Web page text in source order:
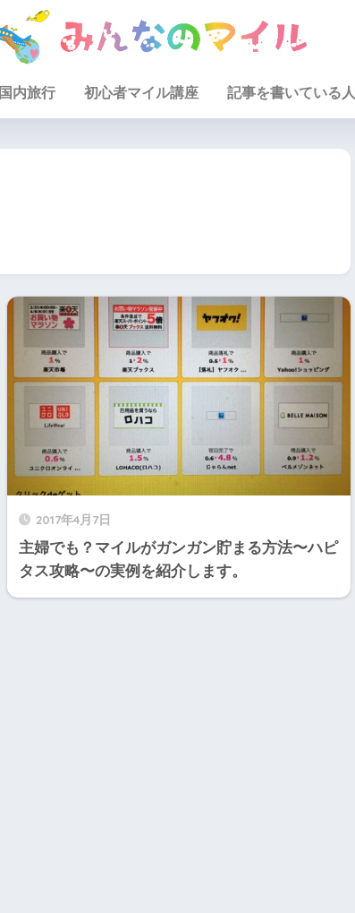
国内旅行 初心者マイル講座 記事を書いている人
2017年4月7日
主婦でも？マイルがガンガン貯まる方法〜ハピ
タス攻略〜の実例を紹介します。